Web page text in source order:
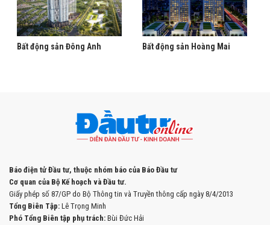
Bất động sản Đông Anh Bất động sản Hoàng Mai
Báo điện tử Đầu tư, thuộc nhóm báo của Báo Đầu tư
Cơ quan của Bộ Kế hoạch và Đầu tư.
Giấy phép số 87/GP do Bộ Thông tin và Truyền thông cấp ngày 8/4/2013
Tổng Biên Tập: Lê Trọng Minh
Phó Tổng Biên tập phụ trách: Bùi Đức Hải